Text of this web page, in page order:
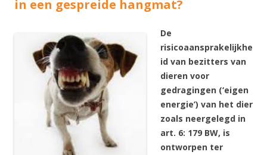
in een gespreide hangmat?
De
risicoaansprakelijkhe
id van bezitters van
dieren voor
gedragingen (‘eigen
energie’) van het dier
zoals neergelegd in
art. 6: 179 BW, is
ontworpen ter